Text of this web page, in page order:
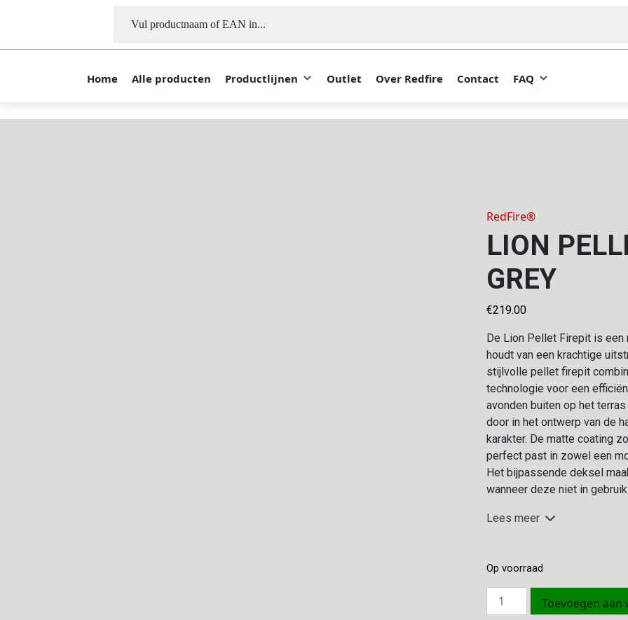
Home Alle producten Productlijnen Outlet Over Redfire Contact FAQ
RedFire®
LION
GREY
€219.00
De Lion Pellet Firepit is een
houdt van een krachtige
stijlvolle pellet firepit
technologie voor een
avonden buiten op het
door in het ontwerp van de
karakter. De matte coating
perfect past in zowel een
Het bijpassende deksel
wanneer deze niet in
Lees meer
Op voorraad
Lion
Pellet
Toevoegen